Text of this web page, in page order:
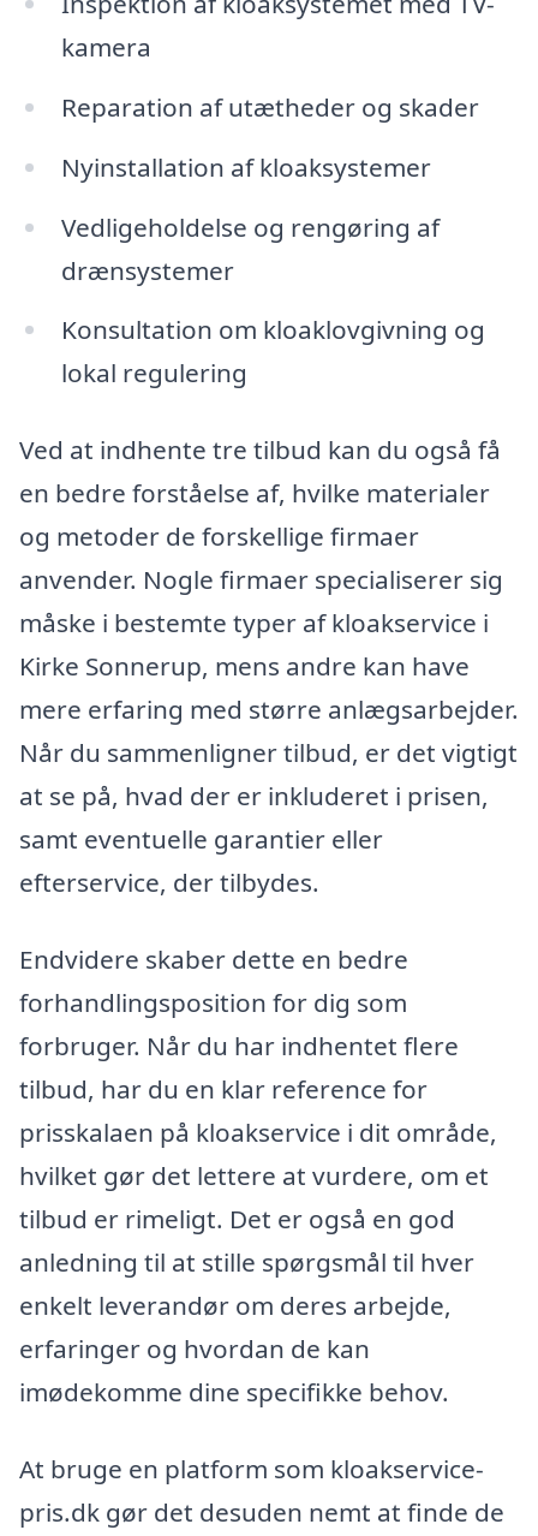
kamera
Reparation af utætheder og skader
Nyinstallation af kloaksystemer
Vedligeholdelse og rengøring af
drænsystemer
Konsultation om kloaklovgivning og
lokal regulering
Ved at indhente tre tilbud kan du også få
en bedre forståelse af, hvilke materialer
og metoder de forskellige firmaer
anvender. Nogle firmaer specialiserer sig
måske i bestemte typer af kloakservice i
Kirke Sonnerup, mens andre kan have
mere erfaring med større anlægsarbejder.
Når du sammenligner tilbud, er det vigtigt
at se på, hvad der er inkluderet i prisen,
samt eventuelle garantier eller
efterservice, der tilbydes.
Endvidere skaber dette en bedre
forhandlingsposition for dig som
forbruger. Når du har indhentet flere
tilbud, har du en klar reference for
prisskalaen på kloakservice i dit område,
hvilket gør det lettere at vurdere, om et
tilbud er rimeligt. Det er også en god
anledning til at stille spørgsmål til hver
enkelt leverandør om deres arbejde,
erfaringer og hvordan de kan
imødekomme dine specifikke behov.
At bruge en platform som kloakservice-
pris.dk gør det desuden nemt at finde de